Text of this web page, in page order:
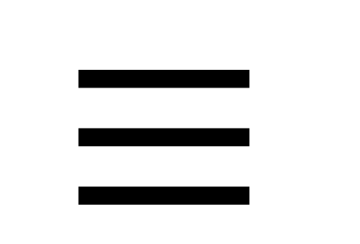
Канализационная труба и фитинги полипропилен (ПП)